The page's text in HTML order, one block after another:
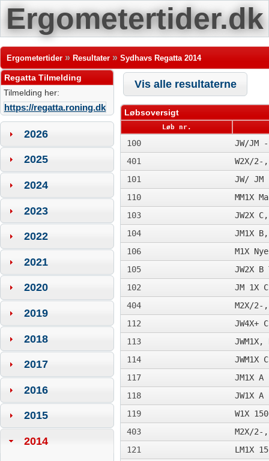
Ergometertider.dk
Ergometertider » Resultater » Sydhavs Regatta 2014
Regatta Tilmelding
Tilmelding her:
https://regatta.roning.dk
2026
2025
2024
2023
2022
2021
2020
2019
2018
2017
2016
2015
2014
Vis alle resultaterne
Løbsoversigt
Løb nr.
100
JW/JM
401
W2X/2-,
101
JW/ JM
110
MM1X
103
JW2X
104
JM1X
106
M1X
105
JW2X B
102
JM 1X
404
M2X/2-,
112
JW4X+
113
JWM1X,
114
JWM1X
117
JM1X A
118
JW1X A
119
W1X
403
M2X/2-,
121
LM1X